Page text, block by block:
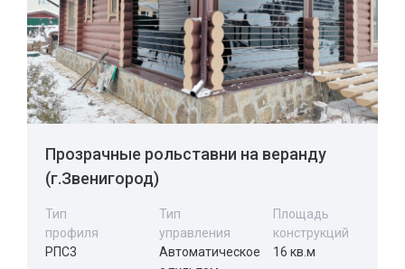
Прозрачные рольставни на веранду
(г.Звенигород)
Тип
профиля
Тип
управления
Площадь
конструкций
РПС3
Автоматическое
16 кв.м